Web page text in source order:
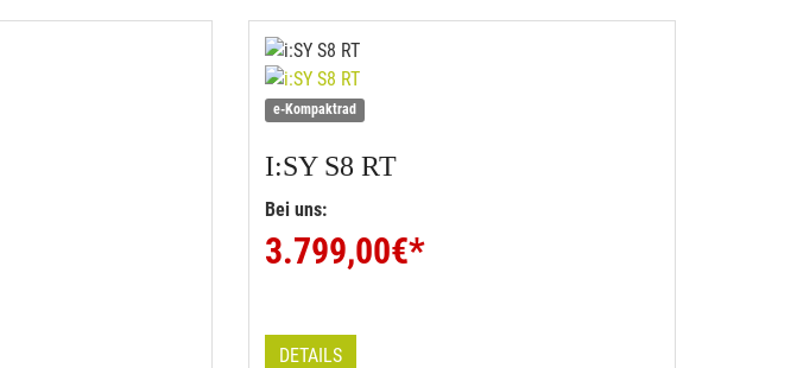
e-Kompaktrad
I:SYS8 RT
Bei uns:
3.799,00€*
DETAILS